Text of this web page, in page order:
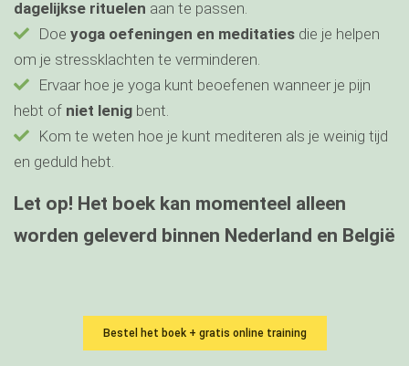
dagelijkse rituelen aan te passen.
Doe yoga oefeningen en meditaties die je helpen
om je stressklachten te verminderen.
Ervaar hoe je yoga kunt beoefenen wanneer je pijn
hebt of niet lenig bent.
Kom te weten hoe je kunt mediteren als je weinig tijd
en geduld hebt.
Let op! Het boek kan momenteel alleen
worden geleverd binnen Nederland en België
Bestel het boek + gratis online training